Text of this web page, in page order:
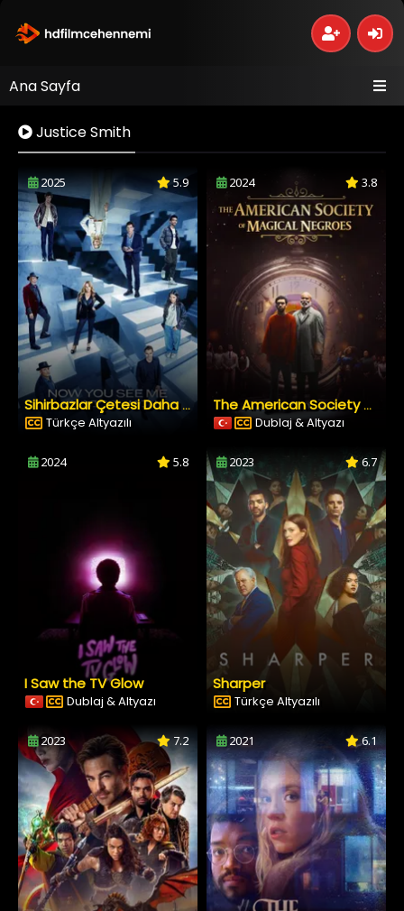
Ana Sayfa
Justice Smith
2025 5.9
Sihirbazlar Çetesi Daha Bir Şey Görmediniz
Türkçe Altyazılı
2024 3.8
The American Society of Magical Negroes
Dublaj & Altyazı
2024 5.8
I Saw the TV Glow
Dublaj & Altyazı
2023 6.7
Sharper
Türkçe Altyazılı
2023 7.2 2021 6.1